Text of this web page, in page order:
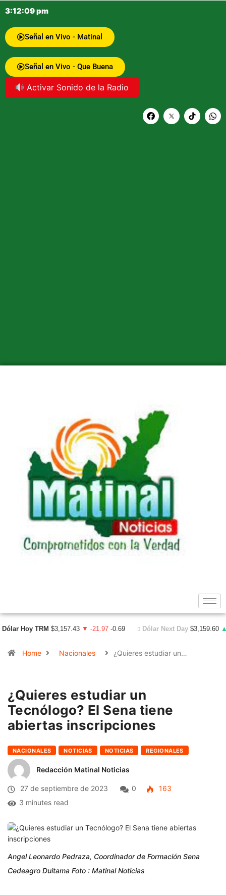
3:12:10 pm
Señal en Vivo - Matinal
Señal en Vivo - Que Buena
Activar Sonido de la Radio
Dólar Hoy TRM $3,157.43 ▼ -21.97 -0.69 Dólar Next Day $3,159.60
Home Nacionales ¿Quieres estudiar un…
¿Quieres estudiar un
Tecnólogo? El Sena tiene
abiertas inscripciones
NACIONALES NOTICIAS NOTICIAS REGIONALES
Redacción Matinal Noticias
27 de septiembre de 2023 0
163
3 minutes read
Angel Leonardo Pedraza, Coordinador de Formación Sena
Cedeagro Duitama Foto : Matinal Noticias